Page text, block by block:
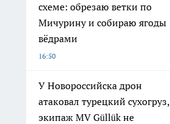
схеме: обрезаю ветки по
Мичурину и собираю ягоды
вёдрами
16:50
У Новороссийска дрон
атаковал турецкий сухогруз,
экипаж MV Güllük не